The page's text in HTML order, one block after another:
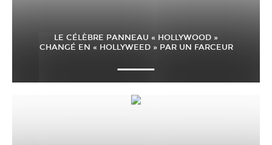
LE CÉLÈBRE PANNEAU « HOLLYWOOD »
CHANGÉ EN « HOLLYWEED » PAR UN FARCEUR